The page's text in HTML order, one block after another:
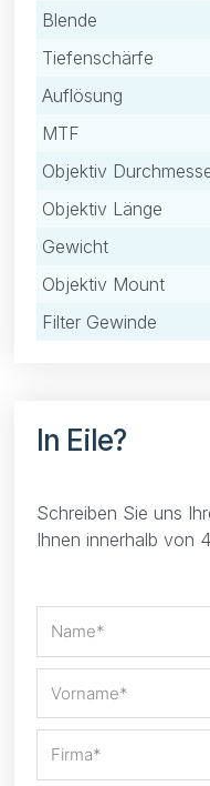
Blende
Tiefenschärfe
Auflösung
MTF
Objektiv
Objektiv Länge
Gewicht
Objektiv Mount
Filter Gewinde
In Eile?
Schreiben Sie uns
Ihnen innerhalb von